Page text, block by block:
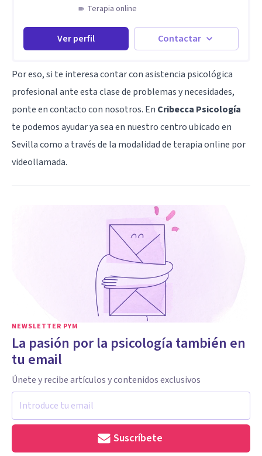
Terapia online
Ver perfil Contactar
Por eso, si te interesa contar con asistencia psicológica
profesional ante esta clase de problemas y necesidades,
ponte en contacto con nosotros. En Cribecca Psicología
te podemos ayudar ya sea en nuestro centro ubicado en
Sevilla como a través de la modalidad de terapia online por
videollamada.
NEWSLETTER PYM
La pasión por la psicología también en
tu email
Únete y recibe artículos y contenidos exclusivos
Suscríbete